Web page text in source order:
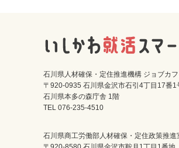
ログイン 会員登録
石川県人材確保・定住推進機構 ジョブカフ
〒920-0935 石川県金沢市石引4丁目17番1
石川県本多の森庁舎 1階
TEL 076-235-4510
石川県商工労働部人材確保・定住政策推進